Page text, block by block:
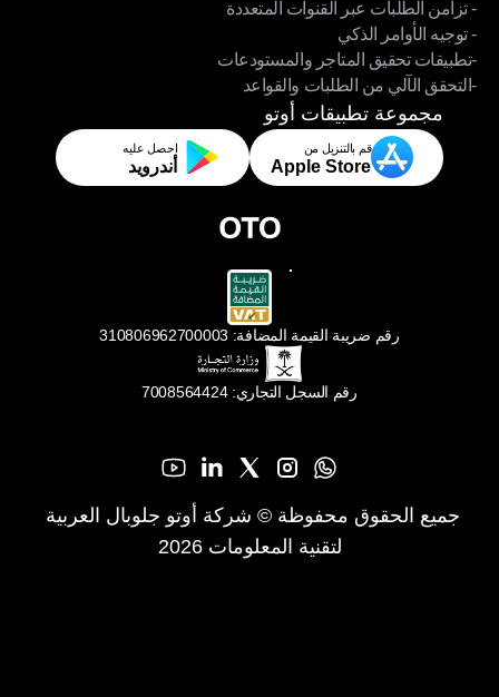
إدارة القنوات متعددة الوسائط
- تزامن الطلبات عبر القنوات المتعددة
- تزامن الطلبات عبر القنوات المتعددة
- توجيه الأوامر الذكي
- توجيه الأوامر الذكي
-تطبيقات تحقيق المتاجر والمستودعات
-تطبيقات تحقيق المتاجر والمستودعات
-التحقق الآلي من الطلبات والقواعد
-التحقق الآلي من الطلبات والقواعد
مجموعة تطبيقات أوتو
قم بالتنزيل من
Apple Store
احصل عليه
أندرويد
رقم ضريبة القيمة المضافة: 310806962700003
رقم السجل التجاري: 7008564424
لتقنية المعلومات 2026